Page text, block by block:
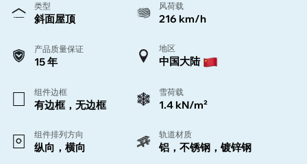
类型
斜面屋顶
风荷载
216 km/h
产品质量保证
15 年
地区
中国大陆
组件边框
有边框，无边框
雪荷载
1.4 kN/m²
组件排列方向
纵向，横向
轨道材质
铝，不锈钢，镀锌钢